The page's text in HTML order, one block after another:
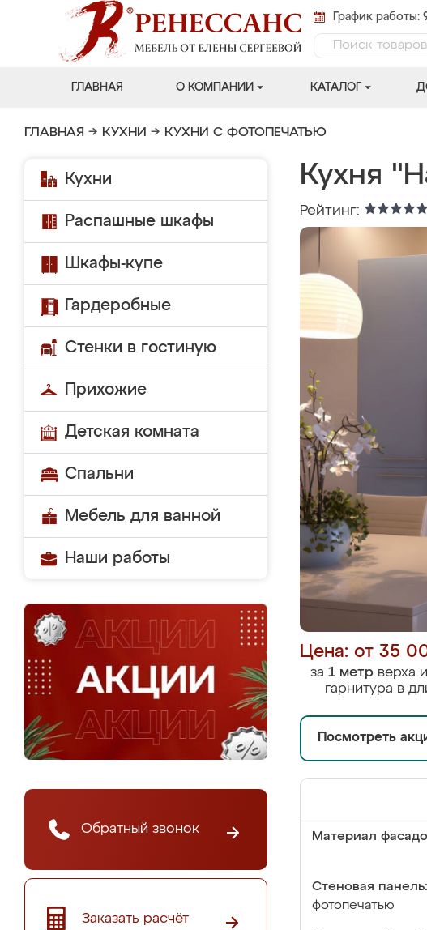
График работы:
ГЛАВНАЯ О КОМПАНИИ КАТАЛОГ
ГЛАВНАЯ → КУХНИ → КУХНИ С ФОТОПЕЧАТЬЮ
Кухни
Распашные шкафы
Шкафы-купе
Гардеробные
Стенки в гостиную
Прихожие
Детская комната
Спальни
Мебель для ванной
Наши работы
Обратный звонок
Заказать расчёт
Кухня
Рейтинг:
Цена: от 35
за 1 метр верха
гарнитура в
Посмотреть
Материал
Стеновая панель:
фотопечатью